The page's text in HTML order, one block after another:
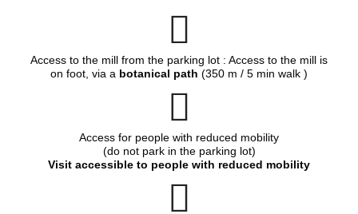
Access to the mill from the parking lot : Access to the mill is
on foot, via a botanical path (350 m / 5 min walk )
Access for people with reduced mobility
(do not park in the parking lot)
Visit accessible to people with reduced mobility